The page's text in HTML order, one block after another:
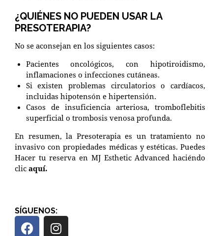
¿QUIÉNES NO PUEDEN USAR LA
PRESOTERAPIA?
No se aconsejan en los siguientes casos:
Pacientes oncológicos, con hipotiroidismo,
inflamaciones o infecciones cutáneas.
Si existen problemas circulatorios o cardíacos,
incluidas hipotensón e hipertensión.
Casos de insuficiencia arteriosa, tromboflebitis
superficial o trombosis venosa profunda.
En resumen, la Presoterapia es un tratamiento no
invasivo con propiedades médicas y estéticas. Puedes
Hacer tu reserva en MJ Esthetic Advanced haciéndo
clic aquí.
SÍGUENOS: